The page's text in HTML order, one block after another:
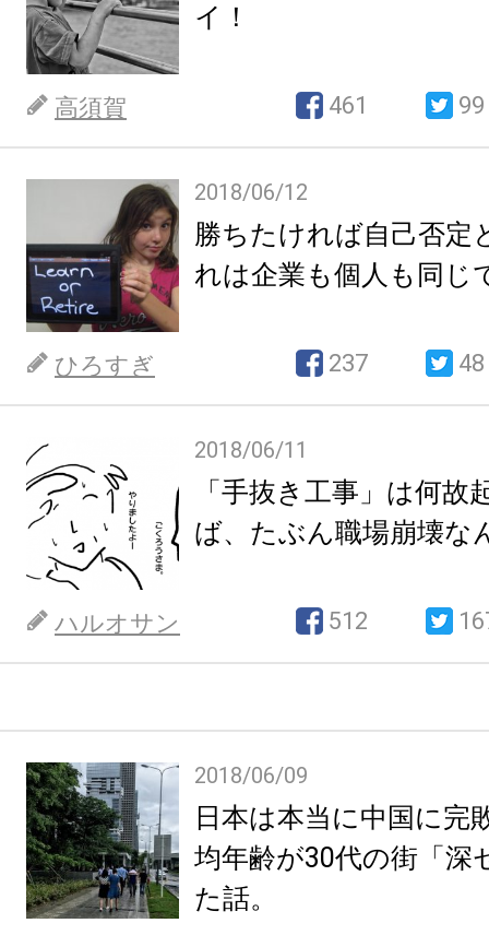
イ！
高須賀 461 99
2018/06/12
勝ちたければ自己否定
れは企業も個人も同じ
ひろすぎ 237 48
2018/06/11
「手抜き工事」は何故
ば、たぶん職場崩壊な
ハルオサン 512
2018/06/09
日本は本当に中国に完
均年齢が30代の街「深
た話。